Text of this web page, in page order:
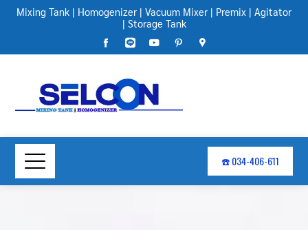
Mixing Tank | Homogenizer | Vacuum Mixer | Premix | Agitator
| Storage Tank
☎️ 034-406-611